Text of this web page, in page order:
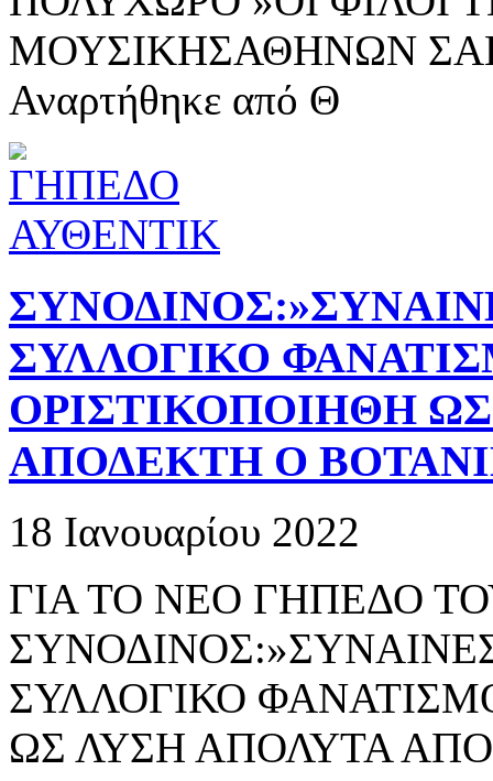
ΜΟΥΣΙΚΗΣΑΘΗΝΩΝ
Αναρτήθηκε από Θ
ΣΥΛΛΟΓΙΚΟ
ΟΡΙΣΤΙΚΟΠΟΙΗΘΗ
ΑΠΟΔΕΚΤΗ Ο
18 Ιανουαρίου 2022
ΓΙΑ ΤΟ ΝΕΟ ΓΗΠΕΔΟ
ΣΥΛΛΟΓΙΚΟ
ΩΣ ΛΥΣΗ ΑΠΟΛΥΤΑ